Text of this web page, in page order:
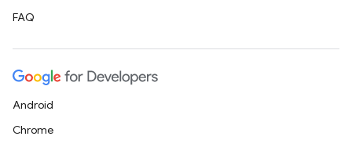
FAQ
Android
Chrome